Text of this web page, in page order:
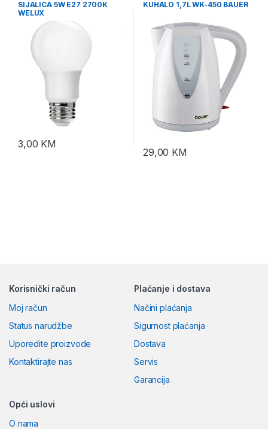
SIJALICA 5W E27 2700K
WELUX
3,00 KM
KUHALO 1,7L WK-450 BAUER
29,00 KM
Korisnički račun
Moj račun
Status narudžbe
Uporedite proizvode
Kontaktirajte nas
Plaćanje i dostava
Načini plaćanja
Sigurnost plaćanja
Dostava
Servis
Garancija
Opći uslovi
O nama